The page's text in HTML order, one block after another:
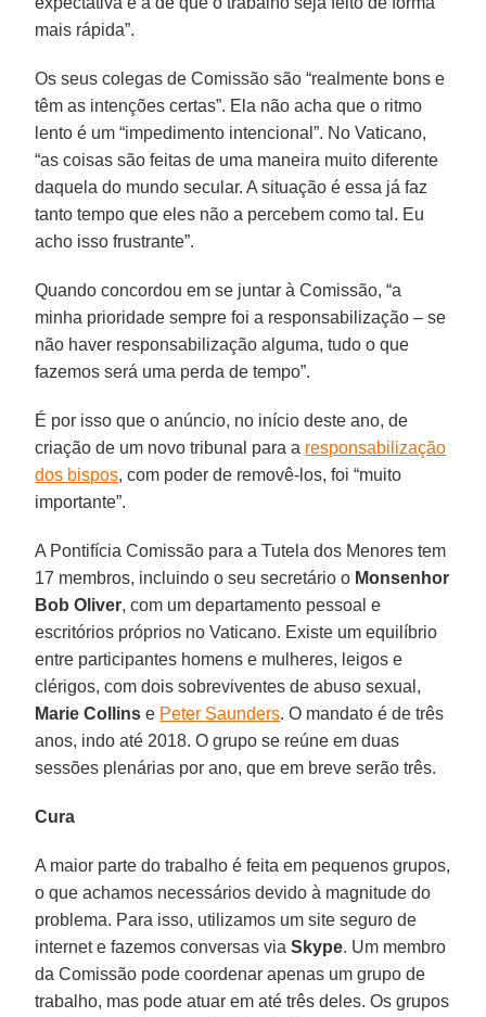
mais rápida”.
Os seus colegas de Comissão são “realmente bons e
têm as intenções certas”. Ela não acha que o ritmo
lento é um “impedimento intencional”. No Vaticano,
“as coisas são feitas de uma maneira muito diferente
daquela do mundo secular. A situação é essa já faz
tanto tempo que eles não a percebem como tal. Eu
acho isso frustrante”.
Quando concordou em se juntar à Comissão, “a
minha prioridade sempre foi a responsabilização – se
não haver responsabilização alguma, tudo o que
fazemos será uma perda de tempo”.
É por isso que o anúncio, no início deste ano, de
criação de um novo tribunal para a responsabilização
dos bispos, com poder de removê-los, foi “muito
importante”.
A Pontifícia Comissão para a Tutela dos Menores tem
17 membros, incluindo o seu secretário o Monsenhor
Bob Oliver, com um departamento pessoal e
escritórios próprios no Vaticano. Existe um equilíbrio
entre participantes homens e mulheres, leigos e
clérigos, com dois sobreviventes de abuso sexual,
Marie Collins e Peter Saunders. O mandato é de três
anos, indo até 2018. O grupo se reúne em duas
sessões plenárias por ano, que em breve serão três.
Cura
A maior parte do trabalho é feita em pequenos grupos,
o que achamos necessários devido à magnitude do
problema. Para isso, utilizamos um site seguro de
internet e fazemos conversas viaSkype. Um membro
da Comissão pode coordenar apenas um grupo de
trabalho, mas pode atuar em até três deles. Os grupos